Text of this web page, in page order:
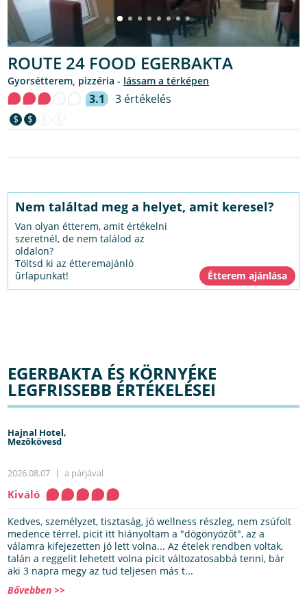
ROUTE 24 FOOD EGERBAKTA
gyorsétterem, pizzéria - lássam a térképen
3.1 3 értékelés
$ $
Nem találtad meg a helyet, amit keresel?
Van olyan étterem, amit értékelni
szeretnél, de nem találod az
oldalon?
Töltsd ki az étteremajánló
űrlapunkat!
EGERBAKTA ÉS KÖRNYÉKE
LEGFRISSEBB ÉRTÉKELÉSEI
Hajnal Hotel,
Mezôkövesd
2026.08.07 a párjával
Kiváló
Kedves, személyzet, tisztaság, jó wellness részleg, nem zsúfolt
medence térrel, picit itt hiányoltam a "dögönyözőt", az a
válamra kifejezetten jó lett volna... Az ételek rendben voltak,
talán a reggelit lehetett volna picit változatosabbá tenni, bár
aki 3 napra megy az tud teljesen más t...
Bővebben >>